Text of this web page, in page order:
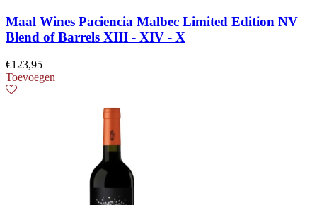
Maal Wines Paciencia Malbec Limited Edition NV
Blend of Barrels XIII - XIV - X
€123,95
Toevoegen